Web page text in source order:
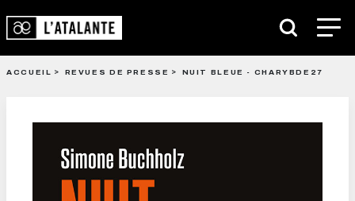
ACCUEIL REVUES DE PRESSE NUIT BLEUE - CHARYBDE27